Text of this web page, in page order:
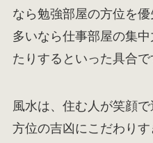
なら勉強部屋の方位を
多いなら仕事部屋の集
たりするといった具合で
風水は、住む人が笑顔で
方位の吉凶にこだわり